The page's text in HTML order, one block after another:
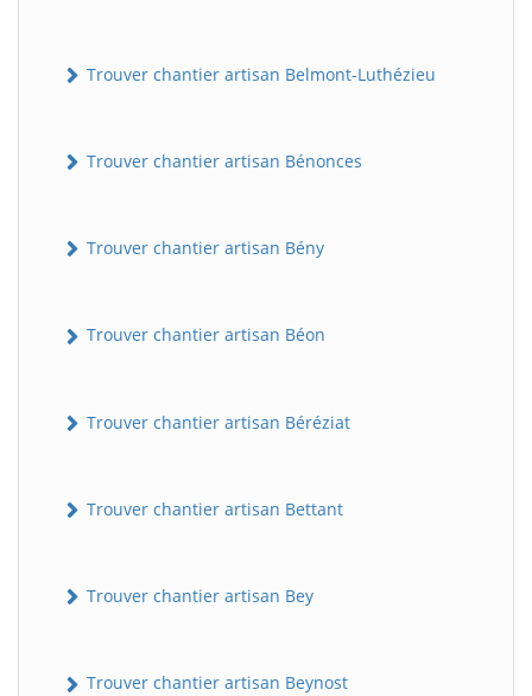
Trouver chantier artisan Belmont-Luthézieu
Trouver chantier artisan Bénonces
Trouver chantier artisan Bény
Trouver chantier artisan Béon
Trouver chantier artisan Béréziat
Trouver chantier artisan Bettant
Trouver chantier artisan Bey
Trouver chantier artisan Beynost